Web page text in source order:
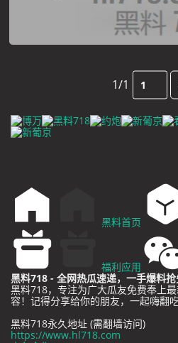
1/1
黑料首页
福利应用
黑料718 - 全网热瓜速递，一手爆料抢
黑料718，专注为广大瓜友免费奉上
容！记得分享给你的朋友，一起嗨翻吃
黑料718永久地址 (需翻墙访问)
https://www.hl718.com